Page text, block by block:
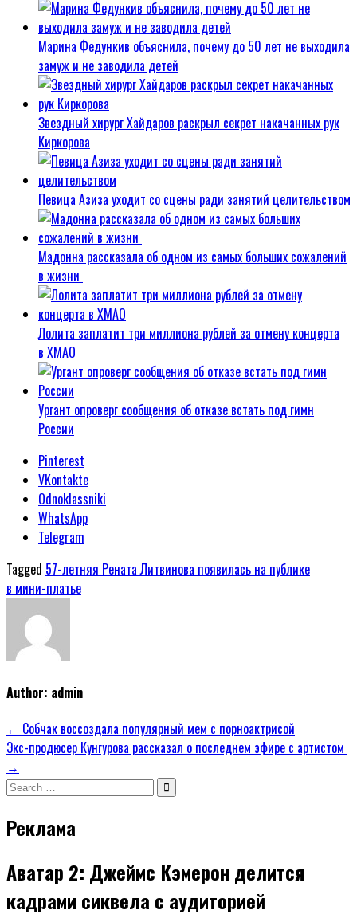
Марина Федункив объяснила, почему до 50 лет не выходила
замуж и не заводила детей
Звездный хирург Хайдаров раскрыл секрет накачанных рук
Киркорова
Певица Азиза уходит со сцены ради занятий целительством
Мадонна рассказала об одном из самых больших сожалений
в жизни
Лолита заплатит три миллиона рублей за отмену концерта
в ХМАО
Ургант опроверг сообщения об отказе встать под гимн
России
Pinterest
VKontakte
Odnoklassniki
WhatsApp
Telegram
Tagged 57-летняя Рената Литвинова появилась на публике
в мини-платье
Author: admin
Навигация
по
записям
← Собчак воссоздала популярный мем с порноактрисой
Экс-продюсер Кунгурова рассказал о последнем эфире с артистом
→
Search
Реклама
Аватар 2: Джеймс Кэмерон делится
кадрами сиквела с аудиторией